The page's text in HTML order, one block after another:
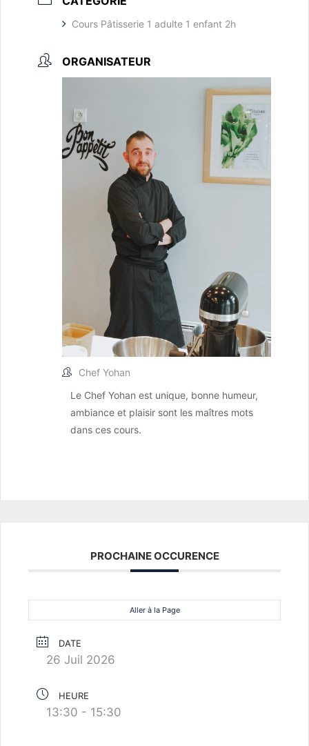
Cours Pâtisserie 1 adulte 1 enfant 2h
ORGANISATEUR
Chef Yohan
Le Chef Yohan est unique, bonne humeur,
ambiance et plaisir sont les maîtres mots
dans ces cours.
PROCHAINE OCCURENCE
Aller à la Page
DATE
26 Juil 2026
HEURE
13:30 - 15:30